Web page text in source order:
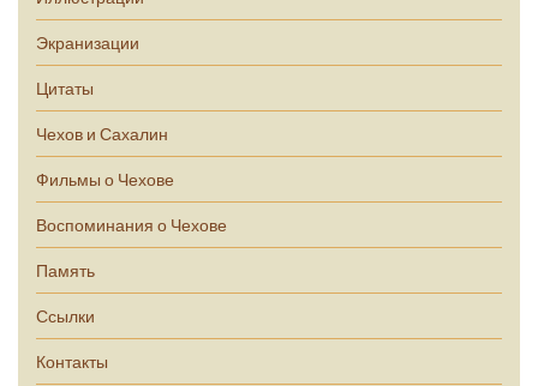
Экранизации
Цитаты
Чехов и Сахалин
Фильмы о Чехове
Воспоминания о Чехове
Память
Ссылки
Контакты